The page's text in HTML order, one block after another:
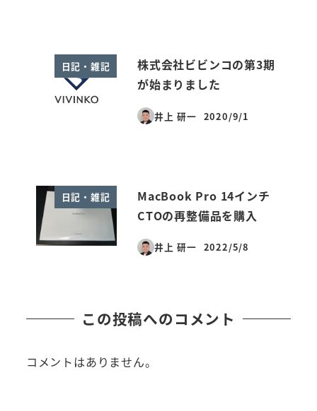
日記・雑記
株式会社ビビンコの第3期
が始まりました
井上 研一
投稿日
2020/9/1
日記・雑記
MacBook Pro 14インチ
CTOの再整備品を購入
井上 研一
投稿日
2022/5/8
この投稿へのコメント
コメントはありません。